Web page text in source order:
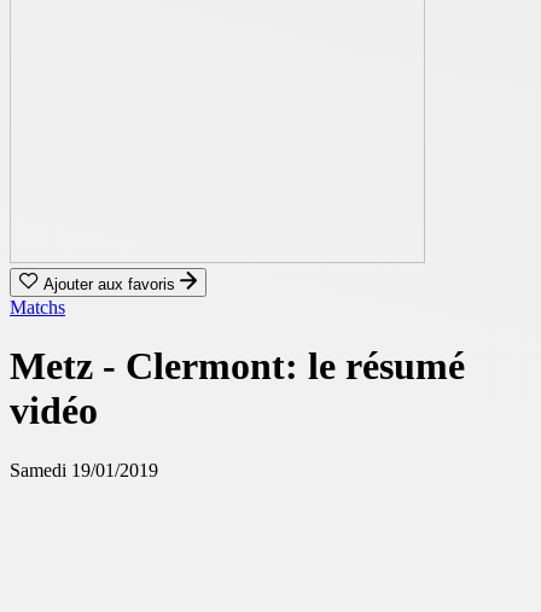
Ajouter aux favoris
Matchs
Metz - Clermont: le résumé
vidéo
Samedi 19/01/2019